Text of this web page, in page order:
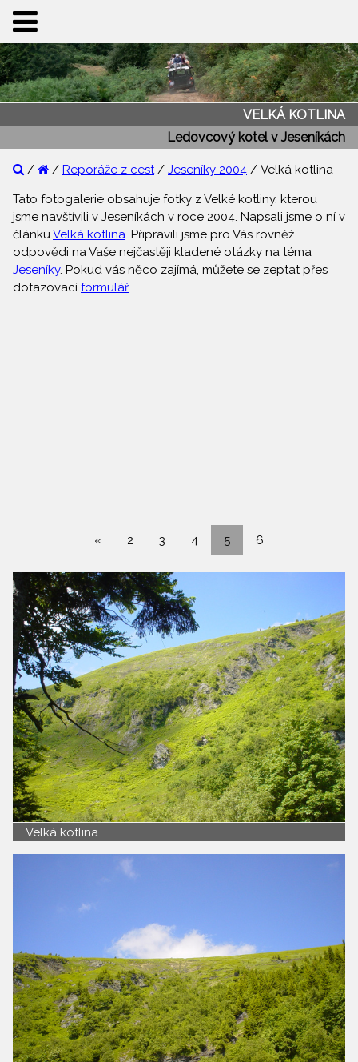
VELKÁ KOTLINA
Ledovcový kotel v Jeseníkách
/ / Reporáže z cest/ Jeseníky 2004 / Velká kotlina
Tato fotogalerie obsahuje fotky z Velké kotliny, kterou
jsme navštívili v Jeseníkách v roce 2004. Napsali jsme o ní v
článkuVelká kotlina. Připravili jsme pro Vás rovněž
odpovědi na Vaše nejčastěji kladené otázky na téma
Jeseníky. Pokud vás něco zajímá, můžete se zeptat přes
dotazovací formulář.
« 2 3 4 5 6
Velká kotlina